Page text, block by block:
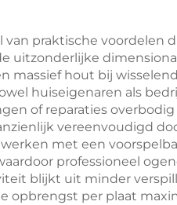
praktische
uitzonderlijke
massief hout bij
huiseigenaren als
of reparaties
vereenvoudigd
met een
professioneel
blijkt uit minder
opbrengst per plaat